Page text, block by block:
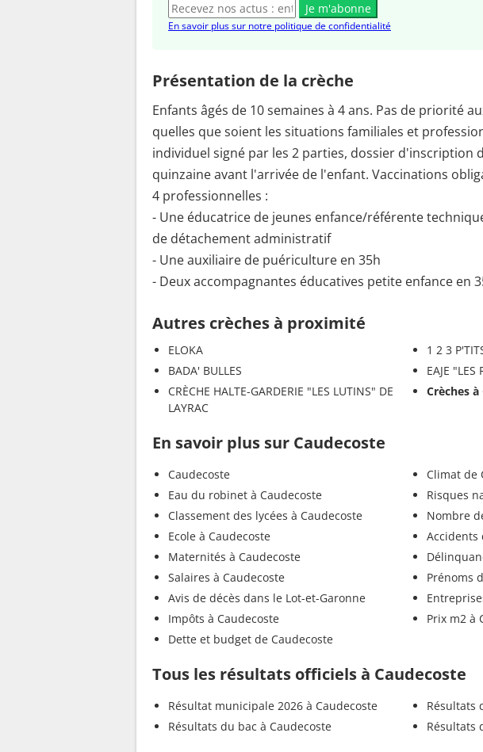
Je m'abonne
En savoir plus sur notre politique de confidentialité
Présentation de la crèche
Enfants âgés de 10 semaines à 4 ans. Pas de priorité
quelles que soient les situations familiales et
individuel signé par les 2 parties, dossier d'inscription
quinzaine avant l'arrivée de l'enfant. Vaccinations
4 professionnelles :
- Une éducatrice de jeunes enfance/référente
de détachement administratif
- Une auxiliaire de puériculture en 35h
- Deux accompagnantes éducatives petite enfance en
Autres crèches à proximité
ELOKA
BADA' BULLES
CRÈCHE HALTE-GARDERIE "LES LUTINS" DE
LAYRAC
1 2 3
EAJE "LES
Crèches
En savoir plus sur Caudecoste
Caudecoste
Eau du robinet à Caudecoste
Classement des lycées à Caudecoste
Ecole à Caudecoste
Maternités à Caudecoste
Salaires à Caudecoste
Avis de décès dans le Lot-et-Garonne
Impôts à Caudecoste
Dette et budget de Caudecoste
Climat de
Risques
Nombre
Accidents
Prénoms
Prix m2 à
Tous les résultats officiels à Caudecoste
Résultat municipale 2026 à Caudecoste
Résultats du bac à Caudecoste
Résultats
Résultats